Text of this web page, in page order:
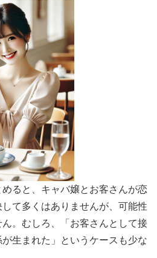
ると、キャバ嬢とお客さんが恋
て多くはありませんが、可能性
。むしろ、「お客さんとして接
生まれた」というケースも少な